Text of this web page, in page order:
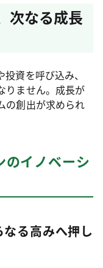
次なる成長
資を呼び込み、
りません。成長が
の創出が求められ
のイノベーシ
る高みへ押し